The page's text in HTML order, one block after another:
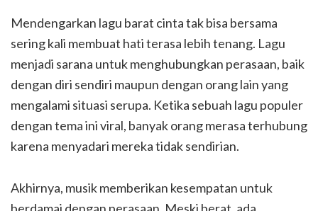
Mendengarkan lagu barat cinta tak bisa bersama
sering kali membuat hati terasa lebih tenang. Lagu
menjadi sarana untuk menghubungkan perasaan, baik
dengan diri sendiri maupun dengan orang lain yang
mengalami situasi serupa. Ketika sebuah lagu populer
dengan tema ini viral, banyak orang merasa terhubung
karena menyadari mereka tidak sendirian.
Akhirnya, musik memberikan kesempatan untuk